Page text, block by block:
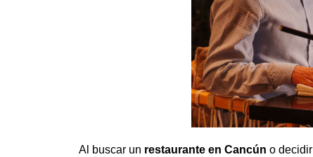
Al buscar un restaurante en Cancún o decidir